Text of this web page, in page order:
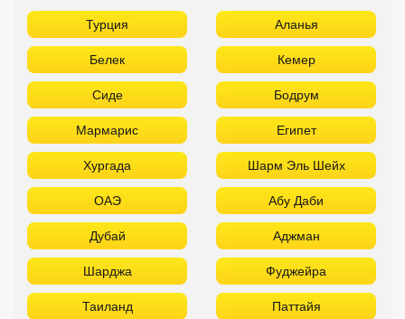
Турция Аланья
Белек Кемер
Сиде Бодрум
Мармарис Египет
Хургада Шарм Эль Шейх
ОАЭ Абу Даби
Дубай Аджман
Шарджа Фуджейра
Таиланд Паттайя